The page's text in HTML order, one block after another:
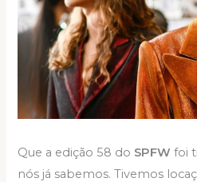
Que a edição 58 do SPFWfoi
nós já sabemos. Tivemos